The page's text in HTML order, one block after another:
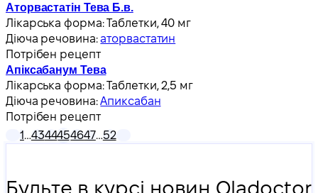
Аторвастатін Тева Б.в.
Лікарська форма:Таблетки, 40 мг
Діюча речовина:аторвастатин
Потрібен рецепт
Апіксабанум Тева
Лікарська форма:Таблетки, 2,5 мг
Діюча речовина:Апиксабан
Потрібен рецепт
1…4344454647…52
Будьте в курсі новин Oladoctor